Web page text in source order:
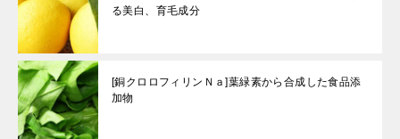
る美白、育毛成分
[銅クロロフィリンＮａ]葉緑素から合成した食品添
加物